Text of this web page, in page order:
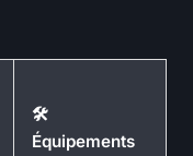
🛠️
Équipements